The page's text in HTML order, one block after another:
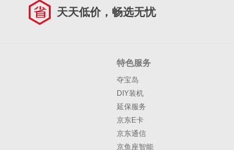
天天低价，畅选无忧
特色服务
夺宝岛
DIY装机
延保服务
京东E卡
京东通信
京鱼座智能